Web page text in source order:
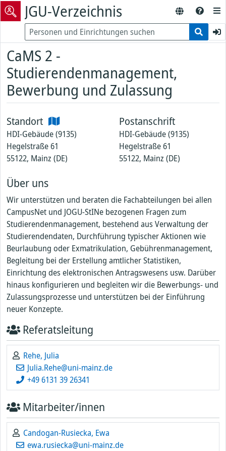
JGU-Verzeichnis
CaMS 2 -
Studierendenmanagement,
Bewerbung und Zulassung
Standort
HDI-Gebäude (9135)
Hegelstraße 61
55122, Mainz (DE)
Postanschrift
HDI-Gebäude (9135)
Hegelstraße 61
55122, Mainz (DE)
Über uns
Wir unterstützen und beraten die Fachabteilungen bei allen
CampusNet und JOGU-StINe bezogenen Fragen zum
Studierendenmanagement, bestehend aus Verwaltung der
Studierendendaten, Durchführung typischer Aktionen wie
Beurlaubung oder Exmatrikulation, Gebührenmanagement,
Begleitung bei der Erstellung amtlicher Statistiken,
Einrichtung des elektronischen Antragswesens usw. Darüber
hinaus konfigurieren und begleiten wir die Bewerbungs- und
Zulassungsprozesse und unterstützen bei der Einführung
neuer Konzepte.
Referatsleitung
Rehe, Julia
Julia.Rehe@uni-mainz.de
+49 6131 39 26341
Mitarbeiter/innen
Candogan-Rusiecka, Ewa
ewa.rusiecka@uni-mainz.de